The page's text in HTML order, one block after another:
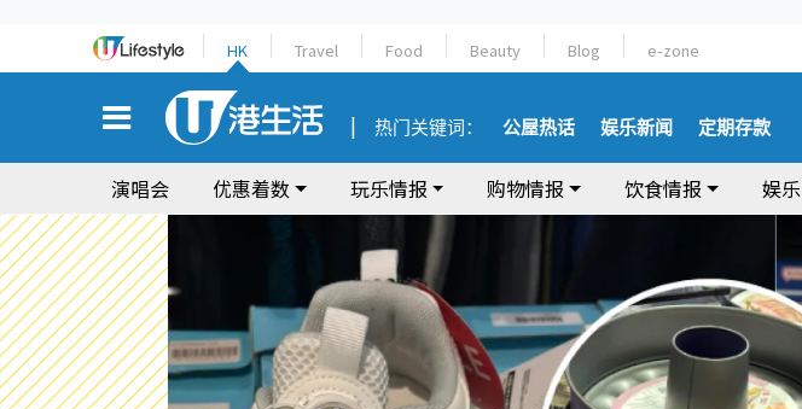
HK Travel Food Beauty Blog e-zone
热门关键词： 公屋热话 娱乐新闻 定期存款
演唱会 优惠着数 玩乐情报 购物情报 饮食情报 娱乐